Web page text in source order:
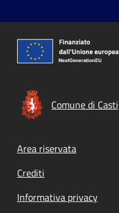
Comune di
Footer menu
Area riservata
Crediti
Informativa privacy